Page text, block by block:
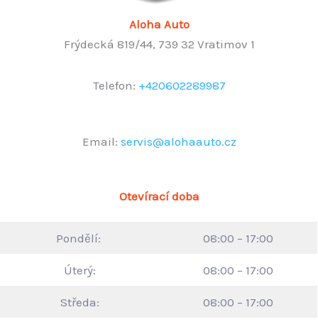
Aloha Auto
Frýdecká 819/44, 739 32 Vratimov 1
Telefon: +420602289987
Email: servis@alohaauto.cz
Otevírací doba
Pondělí: 08:00 – 17:00
Úterý: 08:00 – 17:00
Středa: 08:00 – 17:00